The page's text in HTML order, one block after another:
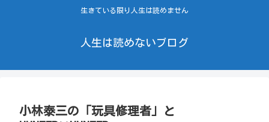
生きている限り人生は読めません
人生は読めないブログ
小林泰三の「玩具修理者」と